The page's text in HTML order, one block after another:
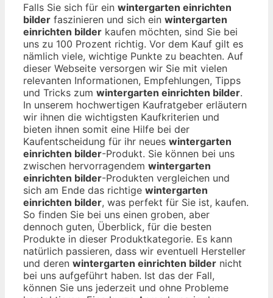
Falls Sie sich für ein wintergarten einrichten
bilder faszinieren und sich ein wintergarten
einrichten bilder kaufen möchten, sind Sie bei
uns zu 100 Prozent richtig. Vor dem Kauf gilt es
nämlich viele, wichtige Punkte zu beachten. Auf
dieser Webseite versorgen wir Sie mit vielen
relevanten Informationen, Empfehlungen, Tipps
und Tricks zum wintergarten einrichten bilder.
In unserem hochwertigen Kaufratgeber erläutern
wir ihnen die wichtigsten Kaufkriterien und
bieten ihnen somit eine Hilfe bei der
Kaufentscheidung für ihr neues wintergarten
einrichten bilder-Produkt. Sie können bei uns
zwischen hervorragendem wintergarten
einrichten bilder-Produkten vergleichen und
sich am Ende das richtige wintergarten
einrichten bilder, was perfekt für Sie ist, kaufen.
So finden Sie bei uns einen groben, aber
dennoch guten, Überblick, für die besten
Produkte in dieser Produktkategorie. Es kann
natürlich passieren, dass wir eventuell Hersteller
und deren wintergarten einrichten bilder nicht
bei uns aufgeführt haben. Ist das der Fall,
können Sie uns jederzeit und ohne Probleme